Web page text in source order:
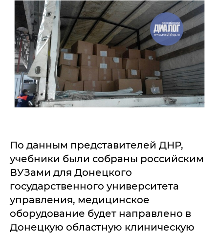
По данным представителей ДНР,
учебники были собраны российским
ВУЗами для Донецкого
государственного университета
управления, медицинское
оборудование будет направлено в
Донецкую областную клиническую